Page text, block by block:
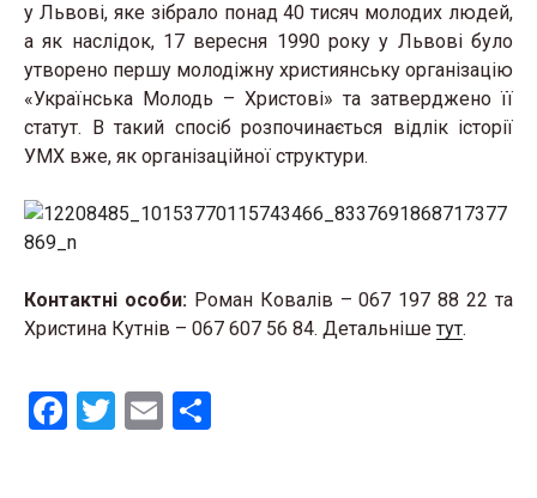
у Львові, яке зібрало понад 40 тисяч молодих людей,
а як наслідок, 17 вересня 1990 року у Львові було
утворено першу молодіжну християнську організацію
«Українська Молодь – Христові» та затверджено її
статут. В такий спосіб розпочинається відлік історії
УМХ вже, як організаційної структури.
Контактні особи:Роман Ковалів – 067 197 88 22 та
Христина Кутнів – 067 607 56 84. Детальніше тут.
F
T
E